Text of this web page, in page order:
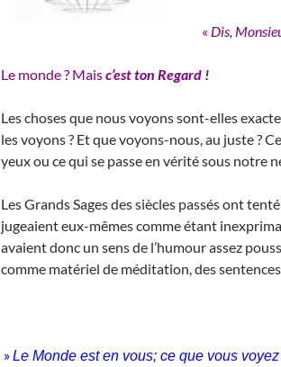
« Dis,
Le monde ? Maisc’estton Regard !
Les choses que nous voyons sont-elles
les voyons ? Et que voyons-nous, au juste ?
yeux ou ce qui se passe en vérité sous notre
Les Grands Sages des siècles passés ont
jugeaient eux-mêmes comme étant
avaient donc un sens de l’humour assez
comme matériel de méditation, des
»Le Monde est en vous; ce que vous